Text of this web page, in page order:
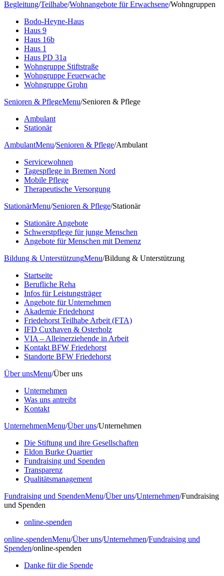
Begleitung/Teilhabe/Wohnangebote für Erwachsene/Wohngruppen
Bodo-Heyne-Haus
Haus 9
Haus 16b
Haus 1
Haus PD 31a
Wohngruppe Stiftstraße
Wohngruppe Feuerwache
Wohngruppe Grohn
Senioren & PflegeMenu/Senioren & Pflege
Ambulant
Stationär
AmbulantMenu/Senioren & Pflege/Ambulant
Servicewohnen
Tagespflege in Bremen Nord
Mobile Pflege
Therapeutische Versorgung
StationärMenu/Senioren & Pflege/Stationär
Stationäre Angebote
Schwerstpflege für junge Menschen
Angebote für Menschen mit Demenz
Bildung & UnterstützungMenu/Bildung & Unterstützung
Startseite
Berufliche Reha
Infos für Leistungsträger
Angebote für Unternehmen
Akademie Friedehorst
Friedehorst Teilhabe Arbeit (FTA)
IFD Cuxhaven & Osterholz
VIA – Alleinerziehende in Arbeit
Kontakt BFW Friedehorst
Standorte BFW Friedehorst
Über unsMenu/Über uns
Unternehmen
Was uns antreibt
Kontakt
UnternehmenMenu/Über uns/Unternehmen
Die Stiftung und ihre Gesellschaften
Eldon Burke Quartier
Fundraising und Spenden
Transparenz
Qualitätsmanagement
Fundraising und SpendenMenu/Über uns/Unternehmen/Fundraising
und Spenden
online-spenden
online-spendenMenu/Über uns/Unternehmen/Fundraising und
Spenden/online-spenden
Danke für die Spende